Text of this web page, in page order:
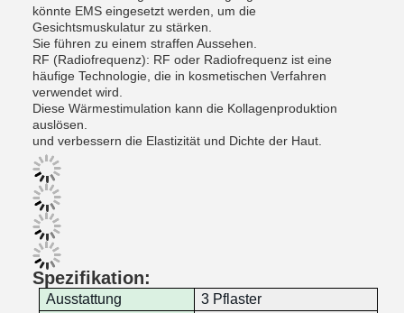
könnte EMS eingesetzt werden, um die
Gesichtsmuskulatur zu stärken.
Sie führen zu einem straffen Aussehen.
RF (Radiofrequenz): RF oder Radiofrequenz ist eine
häufige Technologie, die in kosmetischen Verfahren
verwendet wird.
Diese Wärmestimulation kann die Kollagenproduktion
auslösen.
und verbessern die Elastizität und Dichte der Haut.
Spezifikation:
Ausstattung
3 Pflaster